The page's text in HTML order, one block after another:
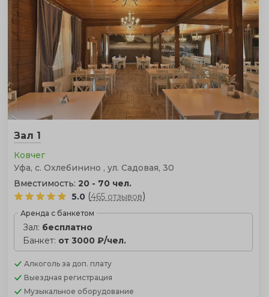
Зал 1
Ковчег
Уфа, с. Охлебинино , ул. Садовая, 30
Вместимость: 20 - 70 чел.
5.0 (465 отзывов)
Аренда с банкетом
Зал: бесплатно
Банкет: от 3000 ₽/чел.
Алкоголь за доп. плату
Выездная регистрация
Музыкальное оборудование